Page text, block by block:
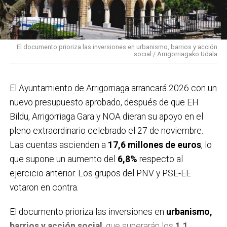
El documento prioriza las inversiones en urbanismo, barrios y acción
social / Arrigorriagako Udala
El Ayuntamiento de Arrigorriaga arrancará 2026 con un
nuevo presupuesto aprobado, después de que EH
Bildu, Arrigorriaga Gara y NOA dieran su apoyo en el
pleno extraordinario celebrado el 27 de noviembre.
Las cuentas ascienden a 17,6 millones de euros, lo
que supone un aumento del 6,8% respecto al
ejercicio anterior. Los grupos del PNV y PSE-EE
votaron en contra.
El documento prioriza las inversiones en urbanismo,